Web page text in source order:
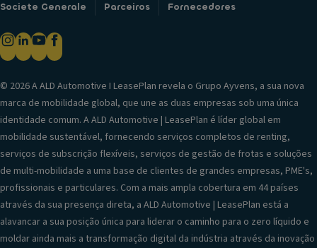
Societe Generale
Parceiros Fornecedores
© 2026 A ALD Automotive I LeasePlan revela o Grupo Ayvens, a sua nova
marca de mobilidade global, que une as duas empresas sob uma única
identidade comum. A ALD Automotive | LeasePlan é líder global em
mobilidade sustentável, fornecendo serviços completos de renting,
serviços de subscrição flexíveis, serviços de gestão de frotas e soluções
de multi-mobilidade a uma base de clientes de grandes empresas, PME's,
profissionais e particulares. Com a mais ampla cobertura em 44 países
através da sua presença direta, a ALD Automotive | LeasePlan está a
alavancar a sua posição única para liderar o caminho para o zero líquido e
moldar ainda mais a transformação digital da indústria através da inovação